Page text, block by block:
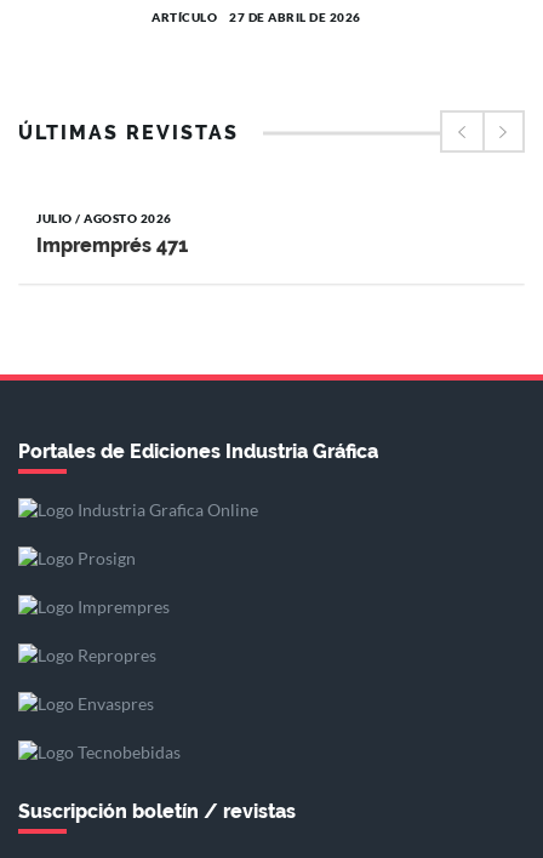
ARTÍCULO 27 DE ABRIL DE 2026
ÚLTIMAS REVISTAS
JULIO / AGOSTO 2026
Impremprés 471
Portales de Ediciones Industria Gráfica
Suscripción boletín / revistas